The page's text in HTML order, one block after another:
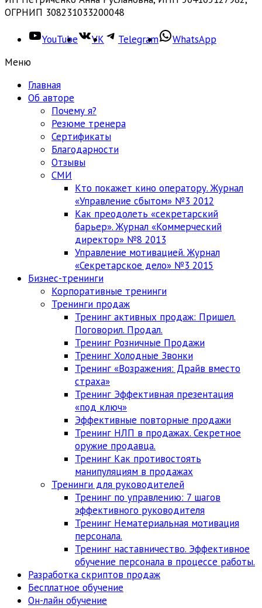
ОГРНИП 308231033200048
YouTube VK Telegram
WhatsApp
Меню
Главная
Об авторе
Почему я?
Резюме тренера
Сертификаты
Благодарности
Отзывы
СМИ
Кто покажет кино оператору. Журнал
«Управление сбытом» №3 2012
Как преодолеть «секретарский
барьер». Журнал «Коммерческий
директор» №8 2013
Управление мотивацией. Журнал
«Секретарское дело» №3 2015
Бизнес-тренинги
Корпоративные тренинги
Тренинги продаж
Тренинг активных продаж: Пришел.
Поговорил. Продал.
Тренинг Розничные Продажи
Тренинг Холодные Звонки
Тренинг «Возражения: Драйв вместо
страха»
Тренинг Эффективная презентация
«под ключ»
Эффективные повторные продажи
Тренинг НЛП в продажах. Секретное
оружие продавца.
Тренинг Как противостоять
манипуляциям в продажах
Тренинги для руководителей
Тренинг по управлению: 7 шагов
эффективного руководителя
Тренинг Нематериальная мотивация
персонала.
Тренинг наставничество. Эффективное
обучение персонала в процессе работы.
Разработка скриптов продаж
Бесплатное обучение
Он-лайн обучение